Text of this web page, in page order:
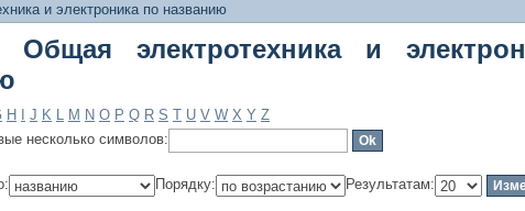
и электроника по названию
Общая электротехника и
H J K L M N O P Q R S T U V W X Y Z
несколько символов:
Порядку: Результатам: